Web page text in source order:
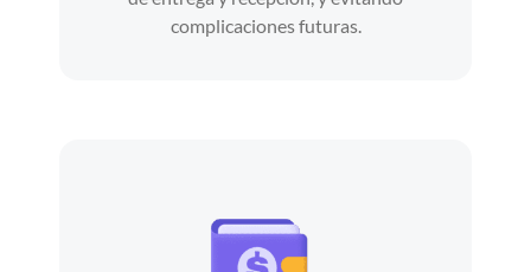
complicaciones futuras.